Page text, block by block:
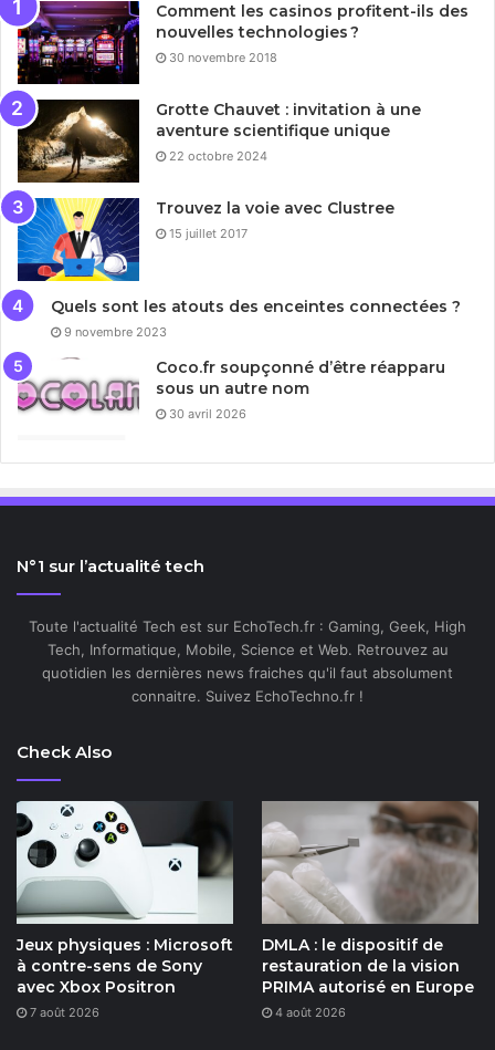
Comment les casinos profitent-ils des
nouvelles technologies ?
30 novembre 2018
Grotte Chauvet : invitation à une
aventure scientifique unique
22 octobre 2024
Trouvez la voie avec Clustree
15 juillet 2017
Quels sont les atouts des enceintes connectées ?
9 novembre 2023
Coco.fr soupçonné d’être réapparu
sous un autre nom
30 avril 2026
N°1 sur l’actualité tech
Toute l'actualité Tech est sur EchoTech.fr : Gaming, Geek, High
Tech, Informatique, Mobile, Science et Web. Retrouvez au
quotidien les dernières news fraiches qu'il faut absolument
connaitre. Suivez EchoTechno.fr !
Check Also
Jeux physiques : Microsoft
à contre-sens de Sony
avec Xbox Positron
7 août 2026
DMLA : le dispositif de
restauration de la vision
PRIMA autorisé en Europe
4 août 2026